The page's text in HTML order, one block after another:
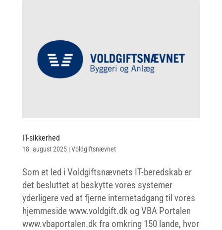
IT-sikkerhed
18. august 2025|Voldgiftsnævnet
Som et led i Voldgiftsnævnets IT-beredskab er
det besluttet at beskytte vores systemer
yderligere ved at fjerne internetadgang til vores
hjemmeside www.voldgift.dk og VBA Portalen
www.vbaportalen.dk fra omkring 150 lande, hvor